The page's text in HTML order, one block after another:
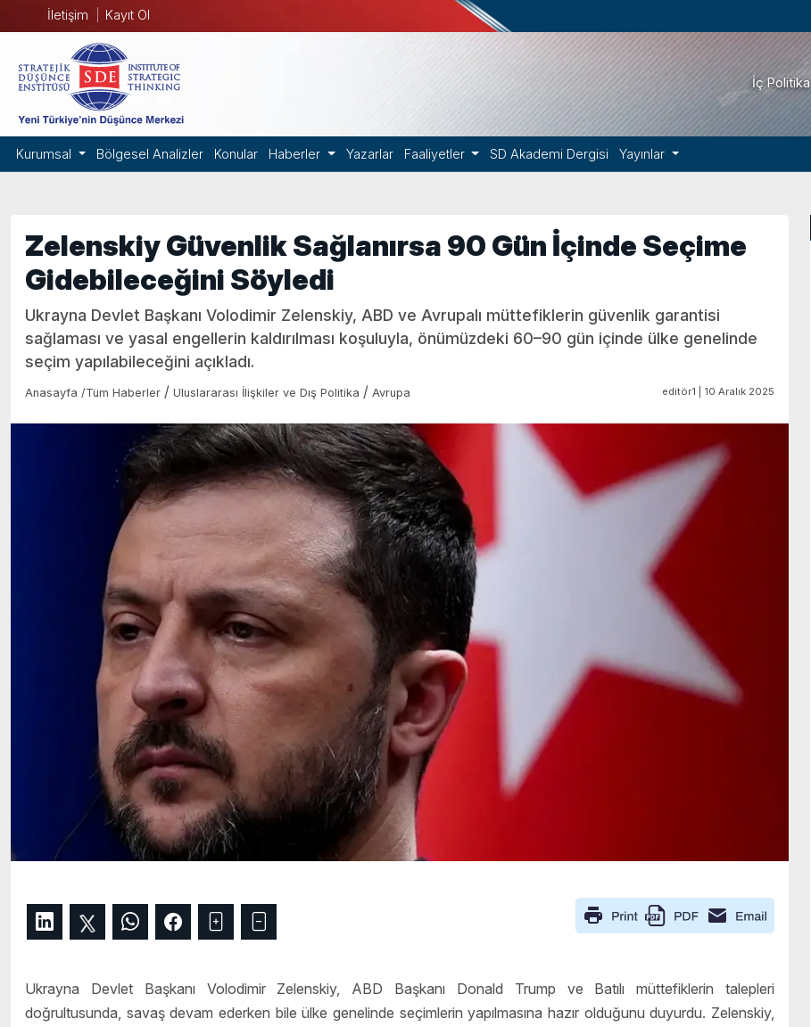
İletişim Kayıt Ol
İç Politika
Kurumsal Bölgesel Analizler Konular Haberler Yazarlar Faaliyetler SD Akademi Dergisi Yayınlar
Zelenskiy Güvenlik Sağlanırsa 90 Gün İçinde Seçime
Gidebileceğini Söyledi
Ukrayna Devlet Başkanı Volodimir Zelenskiy, ABD ve Avrupalı müttefiklerin güvenlik garantisi
sağlaması ve yasal engellerin kaldırılması koşuluyla, önümüzdeki 60–90 gün içinde ülke genelinde
seçim yapılabileceğini açıkladı.
Anasayfa /Tüm Haberler / Uluslararası İlişkiler ve Dış Politika / Avrupa editör1 | 10 Aralık 2025
Ukrayna Devlet Başkanı Volodimir Zelenskiy, ABD Başkanı Donald Trump ve Batılı müttefiklerin talepleri
doğrultusunda, savaş devam ederken bile ülke genelinde seçimlerin yapılmasına hazır olduğunu duyurdu. Zelenskiy,